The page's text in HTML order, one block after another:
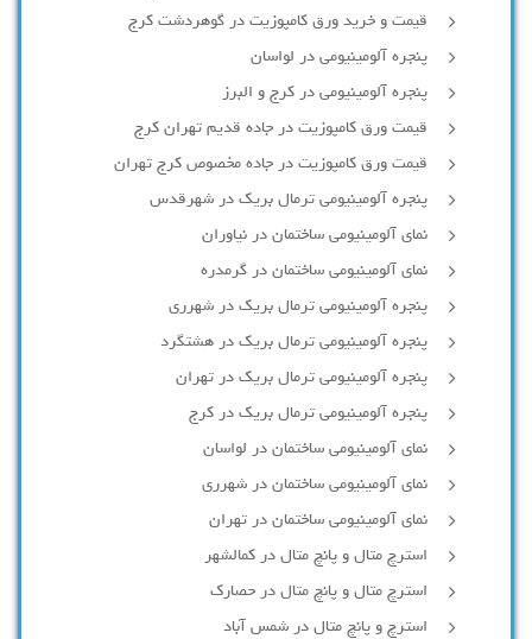
قیمت و خرید ورق کامپوزیت در گوهردشت کرج
پنجره آلومینیومی در لواسان
پنجره آلومینیومی در کرج و البرز
قیمت ورق کامپوزیت در جاده قدیم تهران کرج
قیمت ورق کامپوزیت در جاده مخصوص کرج تهران
پنجره آلومینیومی ترمال بریک در شهرقدس
نمای آلومینیومی ساختمان در نیاوران
نمای آلومینیومی ساختمان در گرمدره
پنجره آلومینیومی ترمال بریک در شهرری
پنجره آلومینیومی ترمال بریک در هشتگرد
پنجره آلومینیومی ترمال بریک در تهران
پنجره آلومینیومی ترمال بریک در کرج
نمای آلومینیومی ساختمان در لواسان
نمای آلومینیومی ساختمان در شهرری
نمای آلومینیومی ساختمان در تهران
استرچ متال و پانچ متال در کمالشهر
استرچ متال و پانچ متال در حصارك
استرچ و پانچ متال در شمس آباد